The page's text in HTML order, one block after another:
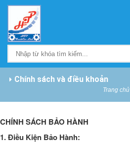
Chính sách và điều khoản
Trang chủ
CHÍNH SÁCH BẢO HÀNH
1. Điều Kiện Bảo Hành: